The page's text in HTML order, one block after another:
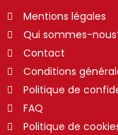
Mentions légales
Qui sommes-
Contact
Conditions
Politique de
FAQ
Politique de